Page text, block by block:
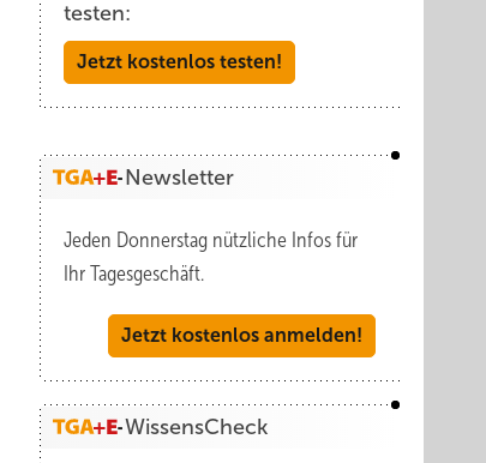
testen:
Jetzt kostenlos testen!
Newsletter
Jeden Donnerstag nützliche Infos für
Ihr Tagesgeschäft.
Jetzt kostenlos anmelden!
WissensCheck